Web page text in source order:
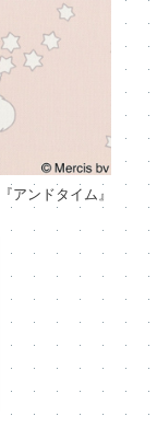
『アンドタイム』